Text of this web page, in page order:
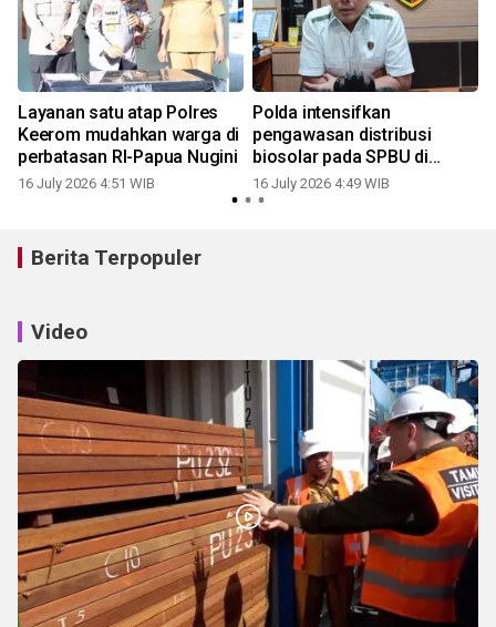
Layanan satu atap Polres
Keerom mudahkan warga di
perbatasan RI-Papua Nugini
16 July 2026 4:51 WIB
Polda intensifkan
pengawasan distribusi
biosolar pada SPBU di
Papua
16 July 2026 4:49 WIB
Berita Terpopuler
Video